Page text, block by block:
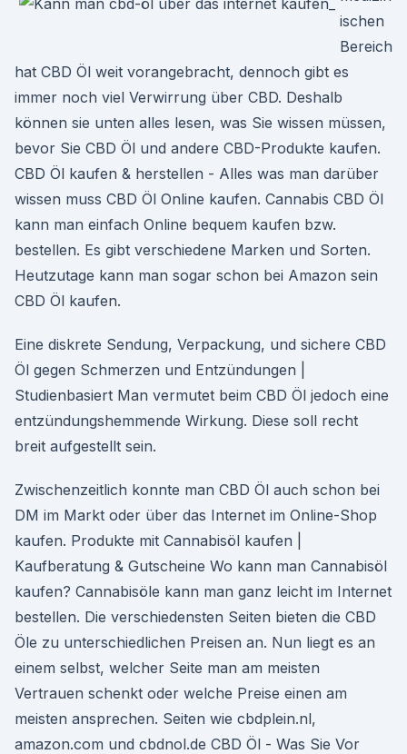
ischen
Bereich
hat CBD Öl weit vorangebracht, dennoch gibt es
immer noch viel Verwirrung über CBD. Deshalb
können sie unten alles lesen, was Sie wissen müssen,
bevor Sie CBD Öl und andere CBD-Produkte kaufen.
CBD Öl kaufen & herstellen - Alles was man darüber
wissen muss CBD Öl Online kaufen. Cannabis CBD Öl
kann man einfach Online bequem kaufen bzw.
bestellen. Es gibt verschiedene Marken und Sorten.
Heutzutage kann man sogar schon bei Amazon sein
CBD Öl kaufen.
Eine diskrete Sendung, Verpackung, und sichere CBD
Öl gegen Schmerzen und Entzündungen |
Studienbasiert Man vermutet beim CBD Öl jedoch eine
entzündungshemmende Wirkung. Diese soll recht
breit aufgestellt sein.
Zwischenzeitlich konnte man CBD Öl auch schon bei
DM im Markt oder über das Internet im Online-Shop
kaufen. Produkte mit Cannabisöl kaufen |
Kaufberatung & Gutscheine Wo kann man Cannabisöl
kaufen? Cannabisöle kann man ganz leicht im Internet
bestellen. Die verschiedensten Seiten bieten die CBD
Öle zu unterschiedlichen Preisen an. Nun liegt es an
einem selbst, welcher Seite man am meisten
Vertrauen schenkt oder welche Preise einen am
meisten ansprechen. Seiten wie cbdplein.nl,
amazon.com und cbdnol.de CBD Öl - Was Sie Vor